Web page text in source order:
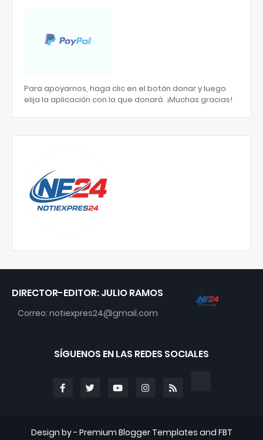
Para apoyarnos, haga clic en el botón donar y luego
elija la aplicación con la que donará. ¡Muchas gracias!
DIRECTOR-EDITOR: JULIO RAMOS
Correo: notiexpres24@gmail.com
SÍGUENOS EN LAS REDES SOCIALES
Design by - Premium Blogger Templates and FBT